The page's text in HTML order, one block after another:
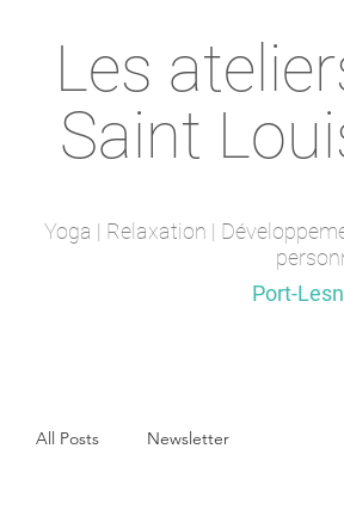
Les
Saint
Yoga | Relaxation |
Port-
All Posts Newsletter